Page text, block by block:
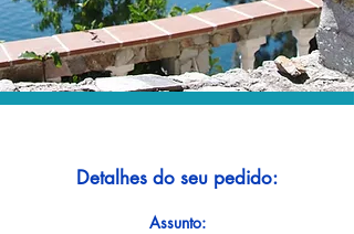
Detalhes do seu pedido:
Assunto: